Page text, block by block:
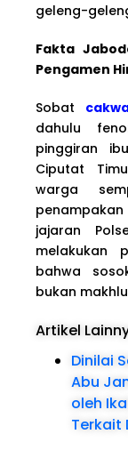
geleng-
Fakta
Pengamen
Sobat
dahulu
pinggiran
Ciputat
warga
jajaran
melakukan
bahwa
bukan
Artikel
Dinilai
Abu
oleh
Terkait